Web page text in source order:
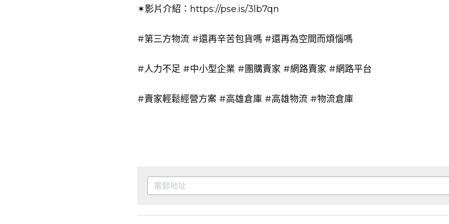
✶影片介紹： https://pse.is/3lb7qn
#第三方物流 #還再辛苦包貨嗎#還再為空間而煩惱嗎
#人力不足 #中小型企業#團購賣家 #網路賣家#網路平台
#賣家輕鬆經營方案 #高雄倉庫#高雄物流#物流倉庫